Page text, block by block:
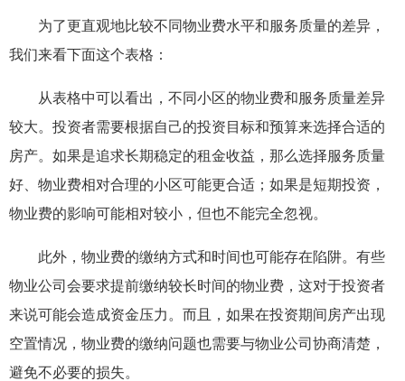
为了更直观地比较不同物业费水平和服务质量的差异，
我们来看下面这个表格：
从表格中可以看出，不同小区的物业费和服务质量差异
较大。投资者需要根据自己的投资目标和预算来选择合适的
房产。如果是追求长期稳定的租金收益，那么选择服务质量
好、物业费相对合理的小区可能更合适；如果是短期投资，
物业费的影响可能相对较小，但也不能完全忽视。
此外，物业费的缴纳方式和时间也可能存在陷阱。有些
物业公司会要求提前缴纳较长时间的物业费，这对于投资者
来说可能会造成资金压力。而且，如果在投资期间房产出现
空置情况，物业费的缴纳问题也需要与物业公司协商清楚，
避免不必要的损失。